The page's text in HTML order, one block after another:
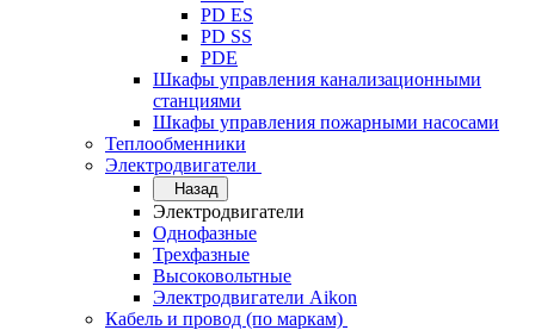
PD ES
PD SS
PDE
Шкафы управления канализационными
станциями
Шкафы управления пожарными насосами
Теплообменники
Электродвигатели
Назад
Электродвигатели
Однофазные
Трехфазные
Высоковольтные
Электродвигатели Aikon
Кабель и провод (по маркам)